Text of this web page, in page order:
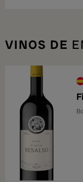
VINOS DE